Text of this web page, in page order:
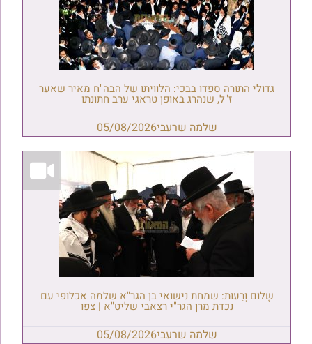
גדולי התורה ספדו בבכי: הלוויתו של הבה"ח מאיר שאער
ז"ל, שנהרג באופן טראגי ערב חתונתו
שלמה שרעבי05/08/2026
שָׁלוֹם וְרֵעוּת: שמחת נישואי בן הגר"א שלמה אכלופי עם
נכדת מרן הגר"י רצאבי שליט"א | צפו
שלמה שרעבי05/08/2026